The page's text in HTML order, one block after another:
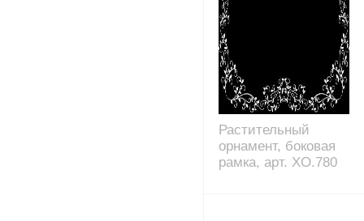
Растительный
орнамент, боковая
рамка, арт. XO.780